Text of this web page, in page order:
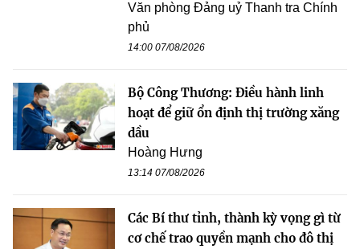
Văn phòng Đảng uỷ Thanh tra Chính
phủ
14:00 07/08/2026
Bộ Công Thương: Điều hành linh
hoạt để giữ ổn định thị trường xăng
dầu
Hoàng Hưng
13:14 07/08/2026
Các Bí thư tỉnh, thành kỳ vọng gì từ
cơ chế trao quyền mạnh cho đô thị